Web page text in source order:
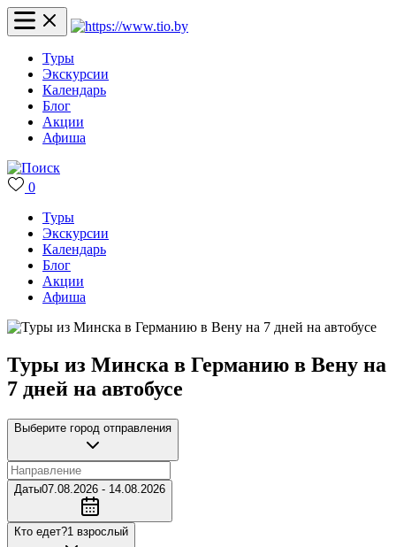
Туры
Экскурсии
Календарь
Блог
Акции
Афиша
0
Туры
Экскурсии
Календарь
Блог
Акции
Афиша
Туры из Минска в Германию в Вену на
7 дней на автобусе
Выберите город отправления
Даты07.08.2026 - 14.08.2026
Кто едет?1 взрослый